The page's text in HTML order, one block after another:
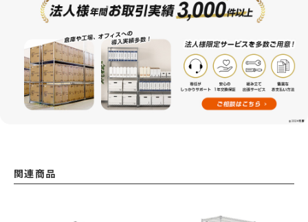
関連商品